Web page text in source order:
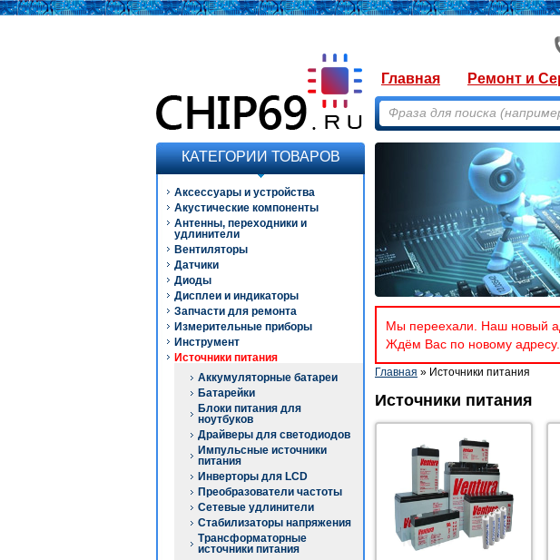
Главная Ремонт и
КАТЕГОРИИ ТОВАРОВ
Аксессуары и устройства
Акустические компоненты
Антенны, переходники и
удлинители
Вентиляторы
Датчики
Диоды
Дисплеи и индикаторы
Запчасти для ремонта
Измерительные приборы
Инструмент
Источники питания
Аккумуляторные батареи
Батарейки
Блоки питания для
ноутбуков
Драйверы для светодиодов
Импульсные источники
питания
Инверторы для LCD
Преобразователи частоты
Сетевые удлинители
Стабилизаторы напряжения
Трансформаторные
источники питания
Мы переехали. Наш новый
Ждём Вас по новому
Главная » Источники питания
Источники питания